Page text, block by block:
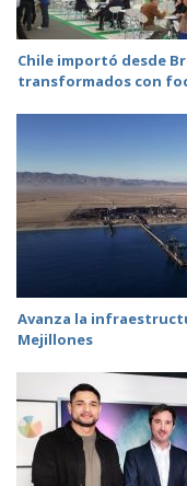
Chile importó desde
transformados con
Avanza la
Mejillones